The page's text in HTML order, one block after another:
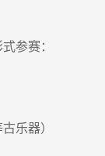
参赛：
古乐器）